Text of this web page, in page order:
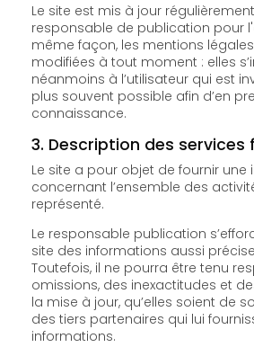
Le site est mis à jour
responsable de publication pour
même façon, les mentions légales peuvent être
modifiées à tout moment : elles
néanmoins à l’utilisateur qui est invité à s’y référer le
plus souvent possible afin d’en
connaissance.
3. Description des services
Le site a pour objet de fournir une
concernant l’ensemble des
représenté.
Le responsable publication
site des informations aussi précises que
Toutefois, il ne pourra être tenu
omissions, des inexactitudes et
la mise à jour, qu’elles soient de son fait ou du fait
des tiers partenaires qui lui
informations.